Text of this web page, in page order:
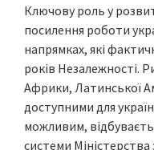
Ключову роль у
посилення роботи
напрямках, які
років Незалежності.
Африки, Латинської
доступними для
можливим,
системи